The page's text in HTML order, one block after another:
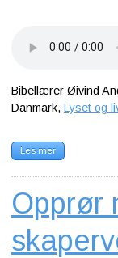
Bibellærer Øivind
Danmark, Lyset og
Les mer
Opprør